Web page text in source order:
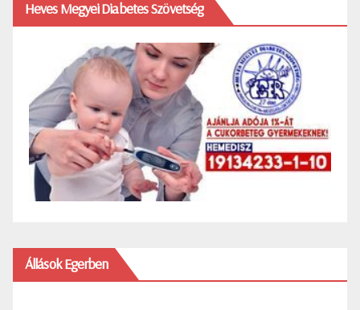
Heves Megyei Diabetes Szövetség
Állások Egerben